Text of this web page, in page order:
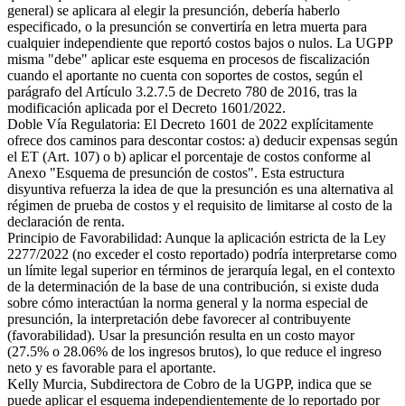
general) se aplicara al elegir la presunción, debería haberlo
especificado, o la presunción se convertiría en letra muerta para
cualquier independiente que reportó costos bajos o nulos. La UGPP
misma "debe" aplicar este esquema en procesos de fiscalización
cuando el aportante no cuenta con soportes de costos, según el
parágrafo del Artículo 3.2.7.5 de Decreto 780 de 2016, tras la
modificación aplicada por el Decreto 1601/2022.
Doble Vía Regulatoria: El Decreto 1601 de 2022 explícitamente
ofrece dos caminos para descontar costos: a) deducir expensas según
el ET (Art. 107) o b) aplicar el porcentaje de costos conforme al
Anexo "Esquema de presunción de costos". Esta estructura
disyuntiva refuerza la idea de que la presunción es una alternativa al
régimen de prueba de costos y el requisito de limitarse al costo de la
declaración de renta.
Principio de Favorabilidad: Aunque la aplicación estricta de la Ley
2277/2022 (no exceder el costo reportado) podría interpretarse como
un límite legal superior en términos de jerarquía legal, en el contexto
de la determinación de la base de una contribución, si existe duda
sobre cómo interactúan la norma general y la norma especial de
presunción, la interpretación debe favorecer al contribuyente
(favorabilidad). Usar la presunción resulta en un costo mayor
(27.5% o 28.06% de los ingresos brutos), lo que reduce el ingreso
neto y es favorable para el aportante.
Kelly Murcia, Subdirectora de Cobro de la UGPP, indica que se
puede aplicar el esquema independientemente de lo reportado por